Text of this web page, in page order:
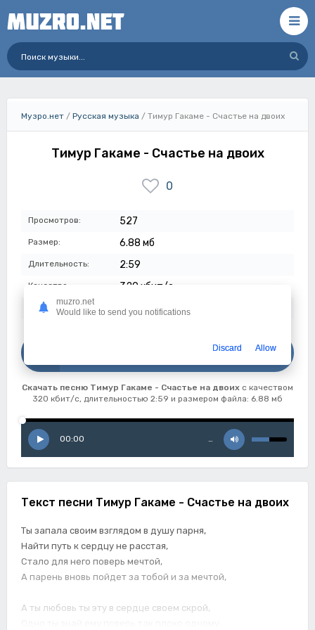
Музро.нет / Русская музыка / Тимур Гакаме - Счастье на двоих
Тимур Гакаме - Счастье на двоих
0
Просмотров: 527
Размер: 6.88 мб
Длительность: 2:59
Качество: 320 кбит/с
Дата: 27-07-2023
Скачать песню Тимур Гакаме - Счастье на двоих с качеством
320 кбит/с, длительностью 2:59 и размером файла: 6.88 мб
00:00 …
Текст песни Тимур Гакаме - Счастье на двоих
Ты запала своим взглядом в душу парня,
Найти путь к сердцу не расстая,
Стало для него поверь мечтой,
А парень вновь пойдет за тобой и за мечтой,
А ты любовь ты эту в сердце своем скрой,
muzro.net
Would like to send you notifications
Discard Allow